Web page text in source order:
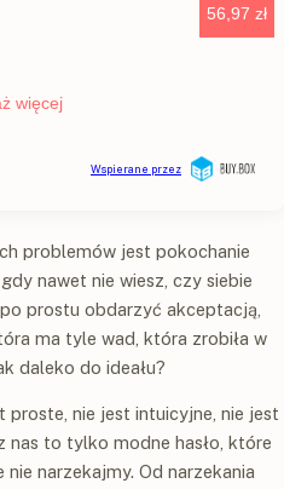
problemów jest pokochanie
nawet nie wiesz, czy siebie
prostu obdarzyć akceptacją,
ma tyle wad, która zrobiła w
daleko do ideału?
proste, nie jest intuicyjne, nie jest
nas to tylko modne hasło, które
narzekajmy. Od narzekania